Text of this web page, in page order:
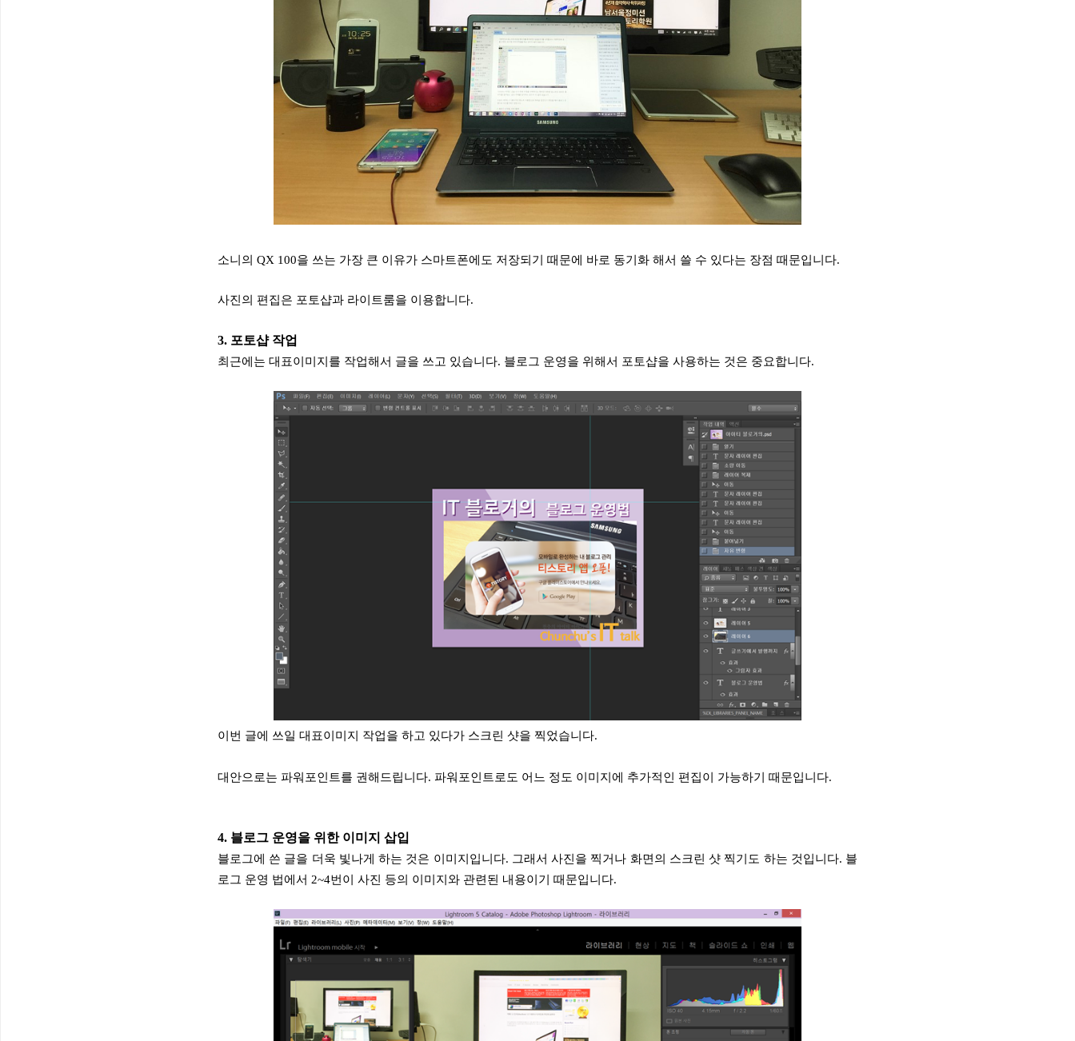
소니의 QX 100을 쓰는 가장 큰 이유가 스마트폰에도 저장되기 때문에 바로 동기화 해서 쓸 수 있다는 장점 때문입니다.
사진의 편집은 포토샵과 라이트룸을 이용합니다.
3. 포토샵 작업
최근에는 대표이미지를 작업해서 글을 쓰고 있습니다. 블로그 운영을 위해서 포토샵을 사용하는 것은 중요합니다.
이번 글에 쓰일 대표이미지 작업을 하고 있다가 스크린 샷을 찍었습니다.
대안으로는 파워포인트를 권해드립니다. 파워포인트로도 어느 정도 이미지에 추가적인 편집이 가능하기 때문입니다.
4. 블로그 운영을 위한 이미지 삽입
블로그에 쓴 글을 더욱 빛나게 하는 것은 이미지입니다. 그래서 사진을 찍거나 화면의 스크린 샷 찍기도 하는 것입니다. 블
로그 운영 법에서 2~4번이 사진 등의 이미지와 관련된 내용이기 때문입니다.